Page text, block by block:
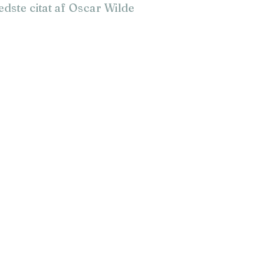
citat af Oscar Wilde